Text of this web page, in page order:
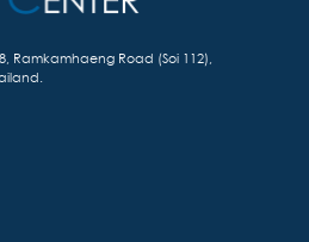
Ramkamhaeng Road (Soi 112),